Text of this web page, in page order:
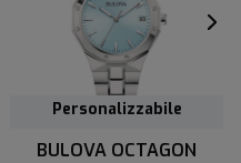
Personalizzabile
BULOVA OCTAGON